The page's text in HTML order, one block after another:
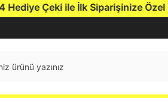
Çeki ile İlk Siparişinize Özel